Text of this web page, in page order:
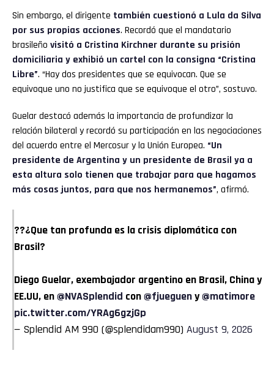
Sin embargo, el dirigente también cuestionó a Lula da Silva
por sus propias acciones. Recordó que el mandatario
brasileño visitó a Cristina Kirchner durante su prisión
domiciliaria y exhibió un cartel con la consigna “Cristina
Libre”. “Hay dos presidentes que se equivocan. Que se
equivoque uno no justifica que se equivoque el otro”, sostuvo.
Guelar destacó además la importancia de profundizar la
relación bilateral y recordó su participación en las negociaciones
del acuerdo entre el Mercosur y la Unión Europea. “Un
presidente de Argentina y un presidente de Brasil ya a
esta altura solo tienen que trabajar para que hagamos
más cosas juntos, para que nos hermanemos”, afirmó.
??¿Que tan profunda es la crisis diplomática con
Brasil?
Diego Guelar, exembajador argentino en Brasil, China y
EE.UU, en@NVASplendid con@fjuegueny@matimore
pic.twitter.com/YRAg6gzjGp
— Splendid AM 990 (@splendidam990) August 9, 2026